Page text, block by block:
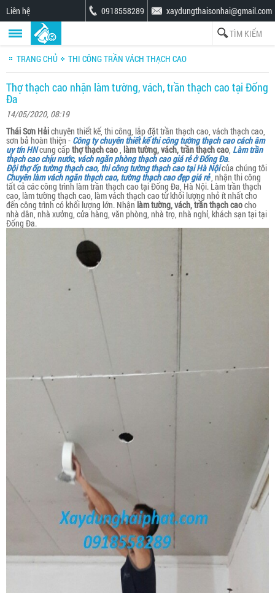
Liên hệ xaydungthaisonhai@gmail.com
0918558289
TRANG CHỦ THI CÔNG TRẦN VÁCH THẠCH CAO
Thợ thạch cao nhận làm tường, vách, trần thạch cao tại Đống
Đa
14/05/2020, 08:19
Thái Sơn Hảichuyên thiết kế, thi công, lắp đặt trần thạch cao, vách thạch cao,
sơn bả hoàn thiện - Công ty chuyên thiết kế thi công tường thạch cao cách âm
uy tín HNcung cấpthợ thạch cao, làm tường, vách, trần thạch cao, Làm trần
thạch cao chịu nước, vách ngăn phòng thạch cao giá rẻ ở Đống Đa.
Đội thợ ốp tường thạch cao, thi công tường thạch cao tại Hà Nộicủa chúng tôi
Chuyên làm vách ngăn thạch cao, tường thạch cao đẹp giá rẻ, nhận thi công
tất cả các công trình làm trần thạch cao tại Đống Đa, Hà Nội. Làm trần thạch
cao, làm tường thạch cao, làm vách thạch cao từ khối lượng nhỏ ít nhất cho
đến công trình có khối lượng lớn. Nhậnlàm tường, vách, trần thạch caocho
nhà dân, nhà xưởng, cửa hàng, văn phòng, nhà trọ, nhà nghỉ, khách sạn tại tại
Đống Đa.